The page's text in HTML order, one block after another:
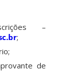
–
;
de